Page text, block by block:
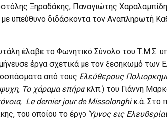
Ξηραδάκης, Παναγιώτης
υπεύθυνο διδάσκοντα τον Αναπληρωτή
έλαβε το Φωνητικό Σύνολο του Τ.Μ.Σ.
έργα σχετικά με τον ξεσηκωμό των
από τους Ελεύθερους
, Το χάραμα επήρακλπ.) του Γιάννη
, Le dernier jour de Missolonghiκ.ά. Στο
του οποίου το έργο Ύμνος εις